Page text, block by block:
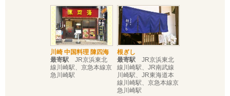
川崎 中国料理 陳四海
最寄駅 JR京浜東北
線川崎駅、京急本線京
急川崎駅
根ぎし
最寄駅 JR京浜東北
線川崎駅、JR南武線
川崎駅、JR東海道本
線川崎駅、京急本線京
急川崎駅